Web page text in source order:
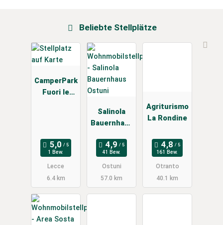
Beliebte Stellplätze
CamperPark
Fuori le
1 Bew.
Lecce
6.4 km
Salinola
Bauernhaus
41 Bew.
Ostuni
57.0 km
Agriturismo
La Rondine
161 Bew.
Otranto
40.1 km